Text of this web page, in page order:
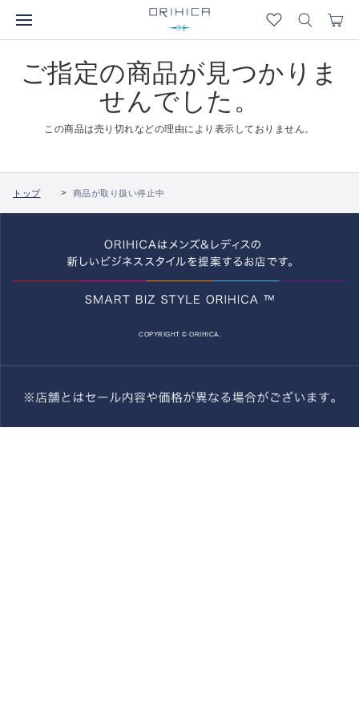
ご指定の商品が見つかりま
せんでした。
この商品は売り切れなどの理由により表示しておりません。
トップ 商品が取り扱い停止中
COPYRIGHT © ORIHICA.